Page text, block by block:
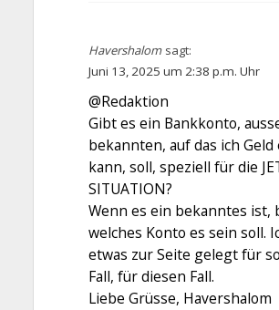
Havershalom sagt:
Juni 13, 2025 um 2:38 p.m. Uhr
@Redaktion
Gibt es ein Bankkonto,
bekannten, auf das ich
kann, soll, speziell für die
SITUATION?
Wenn es ein bekanntes
welches Konto es sein soll.
etwas zur Seite gelegt für
Fall, für diesen Fall.
Liebe Grüsse, Havershalom